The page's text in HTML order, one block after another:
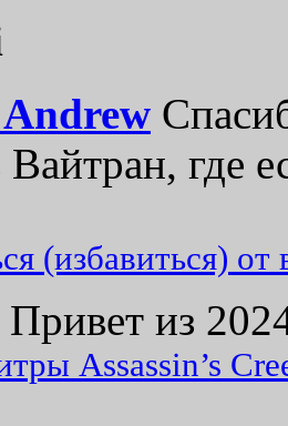
где
(избавиться)
Привет из
Assassin’s